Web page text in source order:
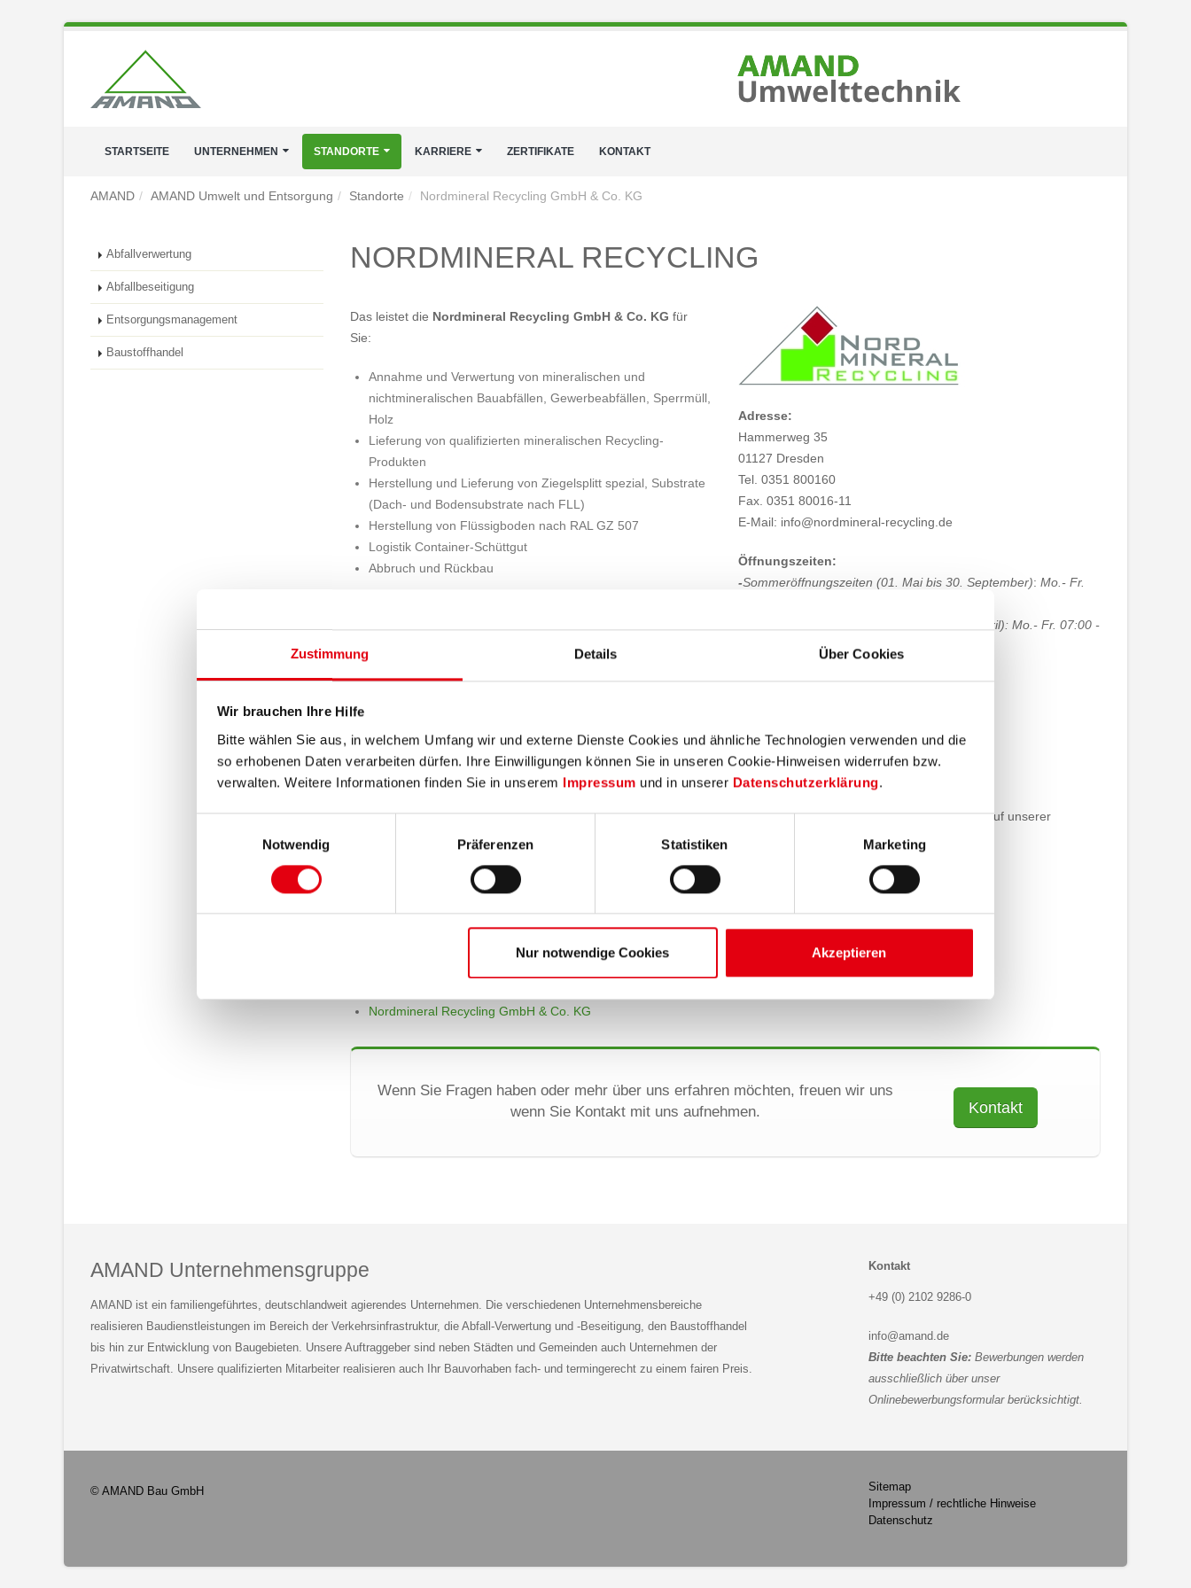
Zustimmung Details Über Cookies
Wir brauchen Ihre Hilfe
Bitte wählen Sie aus, in welchem Umfang wir und externe Dienste Cookies und ähnliche Technologien verwenden und die
so erhobenen Daten verarbeiten dürfen. Ihre Einwilligungen können Sie in unseren Cookie-Hinweisen widerrufen bzw.
verwalten. Weitere Informationen finden Sie in unserem Impressum und in unserer Datenschutzerklärung.
Notwendig
Präferenzen Statistiken Marketing
Nur notwendige Cookies Akzeptieren
STARTSEITE UNTERNEHMEN STANDORTE KARRIERE ZERTIFIKATE KONTAKT
AMAND AMAND Umwelt und Entsorgung Standorte Nordmineral Recycling GmbH & Co. KG
NORDMINERAL RECYCLING
Das leistet die Nordmineral Recycling GmbH & Co. KG für
Sie:
Annahme und Verwertung von mineralischen und
nichtmineralischen Bauabfällen, Gewerbeabfällen, Sperrmüll,
Holz
Lieferung von qualifizierten mineralischen Recycling-
Produkten
Herstellung und Lieferung von Ziegelsplitt spezial, Substrate
(Dach- und Bodensubstrate nach FLL)
Herstellung von Flüssigboden nach RAL GZ 507
Logistik Container-Schüttgut
Abbruch und Rückbau
Adresse:
Hammerweg 35
01127 Dresden
Tel. 0351 800160
Fax. 0351 80016-11
E-Mail: info@nordmineral-recycling.de
Öffnungszeiten:
-Sommeröffnungszeiten (01. Mai bis 30. September):Mo.- Fr.
-Winteröffnungszeiten (01.Oktober bis 30. April): Mo.- Fr. 07:00 -
Telefon 0351 80016-0
Auf Jobsuche? Dann schauen Sie doch mal auf unserer
AMAND Umwelttechnik Lockwitz GmbH & Co. KG
Nordmineral Recycling GmbH & Co. KG
Wenn Sie Fragen haben oder mehr über uns erfahren möchten, freuen wir uns
wenn Sie Kontakt mit uns aufnehmen.
Kontakt
Abfallverwertung
Abfallbeseitigung
Entsorgungsmanagement
Baustoffhandel
AMAND Unternehmensgruppe
AMAND ist ein familiengeführtes, deutschlandweit agierendes Unternehmen. Die verschiedenen Unternehmensbereiche
realisieren Baudienstleistungen im Bereich der Verkehrsinfrastruktur, die Abfall-Verwertung und -Beseitigung, den Baustoffhandel
bis hin zur Entwicklung von Baugebieten. Unsere Auftraggeber sind neben Städten und Gemeinden auch Unternehmen der
Privatwirtschaft. Unsere qualifizierten Mitarbeiter realisieren auch Ihr Bauvorhaben fach- und termingerecht zu einem fairen Preis.
Kontakt
+49 (0) 2102 9286-0
info amand de
Bitte beachten Sie:Bewerbungen werden
ausschließlich über unser
Onlinebewerbungsformularberücksichtigt.
© AMAND Bau GmbH
Sitemap
Impressum / rechtliche Hinweise
Datenschutz